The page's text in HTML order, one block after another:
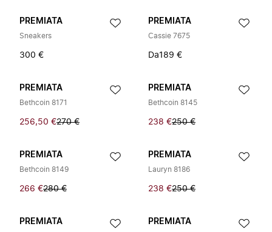
PREMIATA
Sneakers
300 €
PREMIATA
Cassie 7675
Da189 €
PREMIATA
Bethcoin 8171
256,50 €270 €
PREMIATA
Bethcoin 8145
238 €250 €
PREMIATA
Bethcoin 8149
266 €280 €
PREMIATA
Lauryn 8186
238 €250 €
PREMIATA PREMIATA